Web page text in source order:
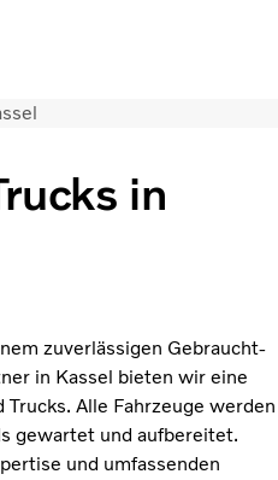
Konfigurator
in
zuverlässigen Gebraucht-
in Kassel bieten wir eine
Alle Fahrzeuge werden
gewartet und aufbereitet.
und umfassenden